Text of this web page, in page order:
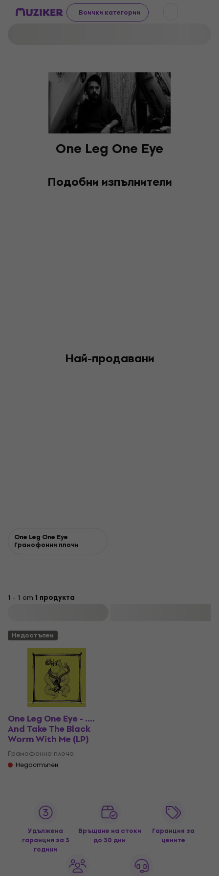
Всички категории
One Leg One Eye
Подобни изпълнители
Най-продавани
One Leg One Eye
Грамофонни плочи
1 - 1 от 1 продукта
Недостъпен
One Leg One Eye - ....
And Take The Black
Worm With Me (LP)
Грамофонна плоча
Недостъпен
Удължена
гаранция за 3
години
Връщане на стоки
до 30 дни
Гаранция за
цените